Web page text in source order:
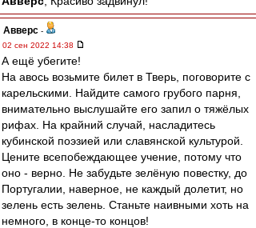
Авверс -
02 сен 2022 14:38
А ещё убегите!
На авось возьмите билет в Тверь, поговорите с
карельскими. Найдите самого грубого парня,
внимательно выслушайте его запил о тяжёлых
рифах. На крайний случай, насладитесь
кубинской поэзией или славянской культурой.
Цените всепобеждающее учение, потому что
оно - верно. Не забудьте зелёную повестку, до
Португалии, наверное, не каждый долетит, но
зелень есть зелень. Станьте наивными хоть на
немного, в конце-то концов!